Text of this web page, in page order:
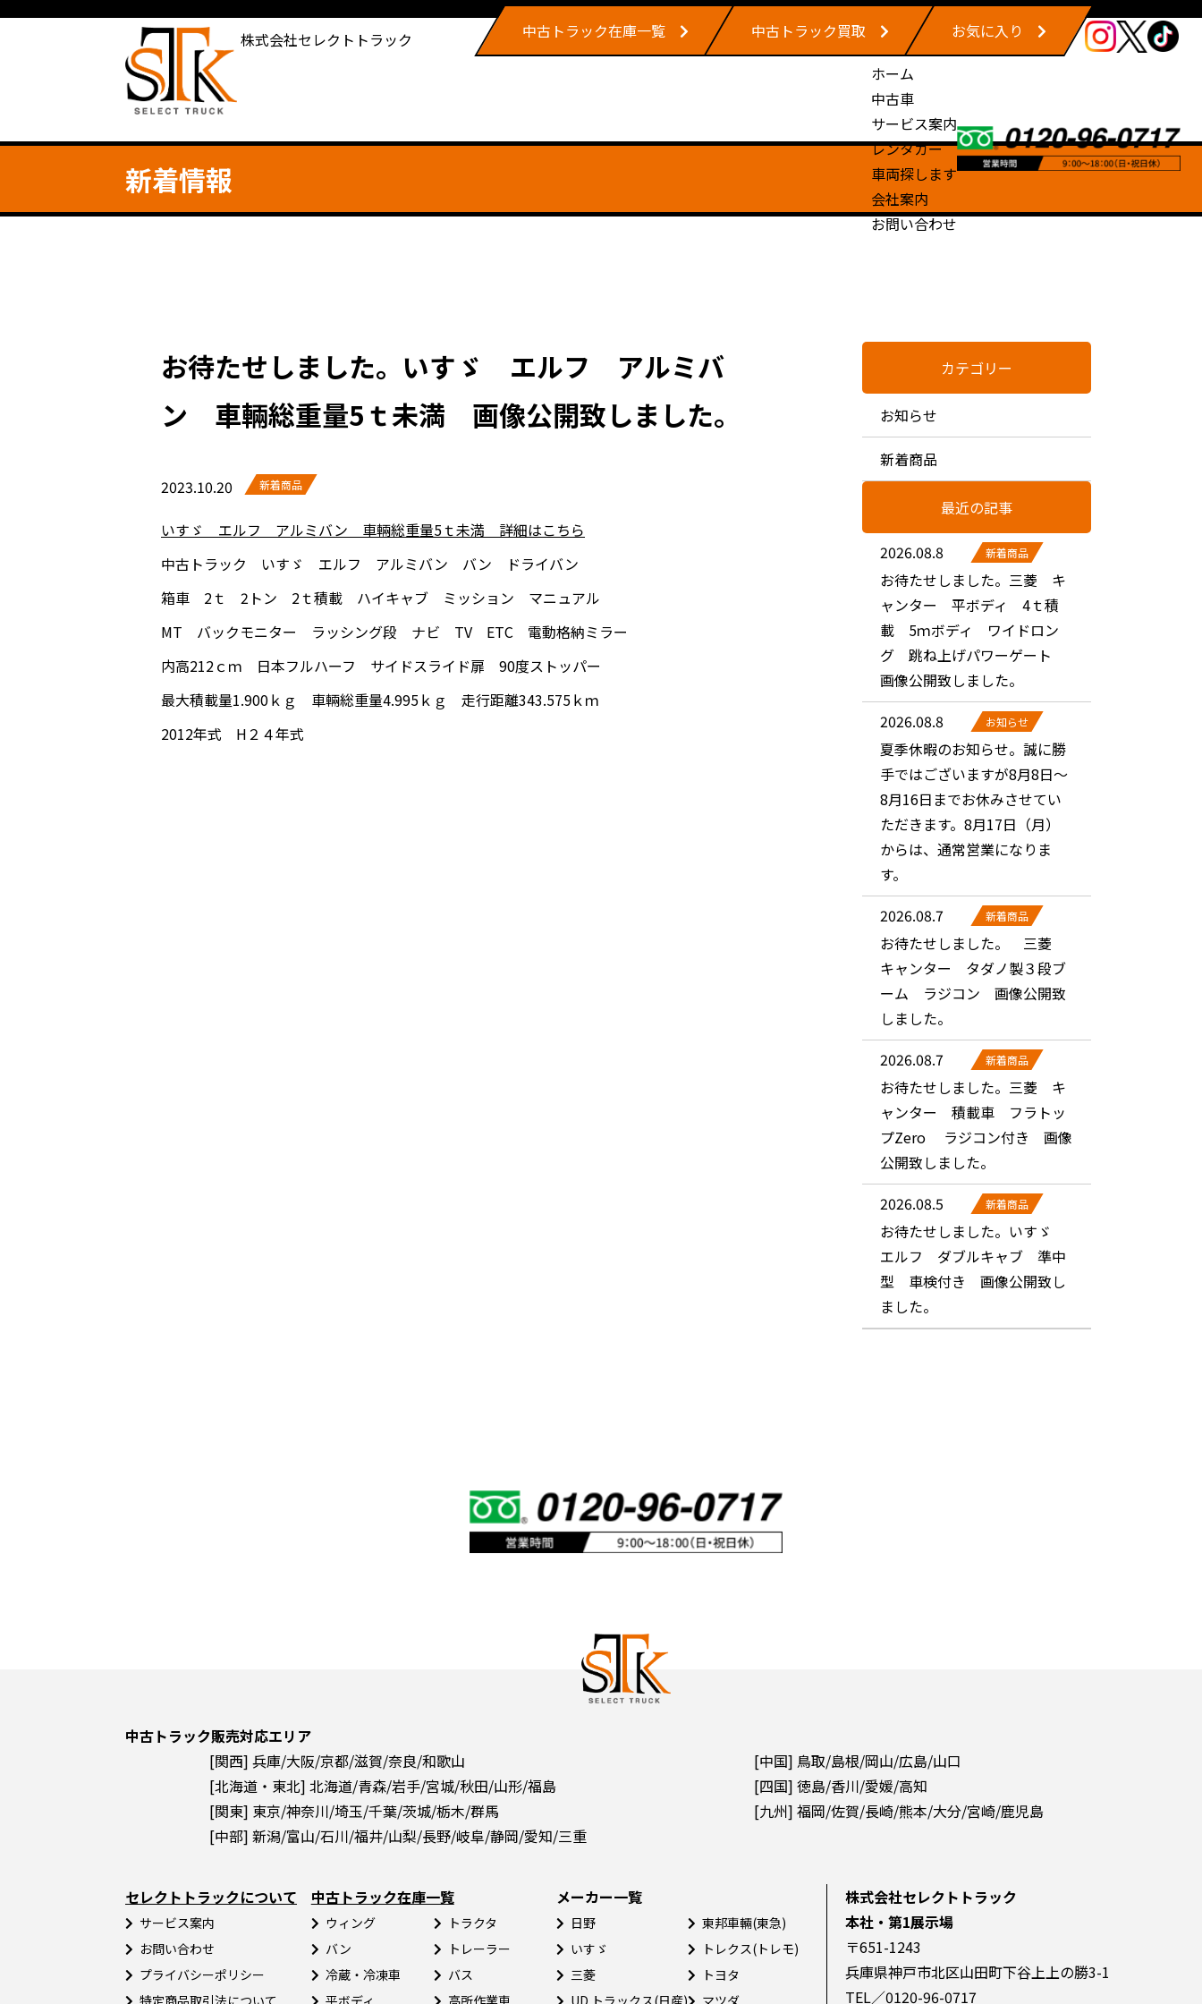
株式会社セレクトトラック 中古トラック在庫一覧 中古トラック買取
お気に入り
ホーム
中古車
サービス案内
レンタカー
車両探します
会社案内
お問い合わせ
新着情報
お待たせしました。いすゞ エルフ アルミバ
ン 車輛総重量5ｔ未満 画像公開致しました。
2023.10.20 新着商品
いすゞ エルフ アルミバン 車輛総重量5ｔ未満 詳細はこちら
中古トラック いすゞ エルフ アルミバン バン ドライバン
箱車 2ｔ 2トン 2ｔ積載 ハイキャブ ミッション マニュアル
MT バックモニター ラッシング段 ナビ TV ETC 電動格納ミラー
内高212ｃｍ 日本フルハーフ サイドスライド扉 90度ストッパー
最大積載量1.900ｋｇ 車輛総重量4.995ｋｇ 走行距離343.575ｋｍ
2012年式 H２４年式
カテゴリー
お知らせ
新着商品
最近の記事
2026.08.8 新着商品
お待たせしました。三菱 キ
ャンター 平ボディ 4ｔ積
載 5ｍボディ ワイドロン
グ 跳ね上げパワーゲート
画像公開致しました。
2026.08.8
お知らせ
夏季休暇のお知らせ。誠に勝
手ではございますが8月8日～
8月16日までお休みさせてい
ただきます。8月17日（月）
からは、通常営業になりま
す。
2026.08.7
新着商品
お待たせしました。 三菱
キャンター タダノ製３段ブ
ーム ラジコン 画像公開致
しました。
2026.08.7
新着商品
お待たせしました。三菱 キ
ャンター 積載車 フラトッ
プZero ラジコン付き 画像
公開致しました。
2026.08.5
新着商品
お待たせしました。いすゞ
エルフ ダブルキャブ 準中
型 車検付き 画像公開致し
ました。
中古トラック販売対応エリア
[関西] 兵庫/大阪/京都/滋賀/奈良/和歌山
[北海道・東北] 北海道/青森/岩手/宮城/秋田/山形/福島
[関東] 東京/神奈川/埼玉/千葉/茨城/栃木/群馬
[中部] 新潟/富山/石川/福井/山梨/長野/岐阜/静岡/愛知/三重
[中国] 鳥取/島根/岡山/広島/山口
[四国] 徳島/香川/愛媛/高知
[九州] 福岡/佐賀/長崎/熊本/大分/宮崎/鹿児島
セレクトトラックについて
サービス案内
お問い合わせ
プライバシーポリシー
中古トラック在庫一覧
ウィング
バン
冷蔵・冷凍車
トラクタ
トレーラー
バス
メーカー一覧
日野
いすゞ
三菱
東邦車輛(東急)
トレクス(トレモ)
トヨタ
株式会社セレクトトラック
本社・第1展示場
〒651-1243
兵庫県神戸市北区山田町下谷上上の勝3-1
TEL／0120-96-0717